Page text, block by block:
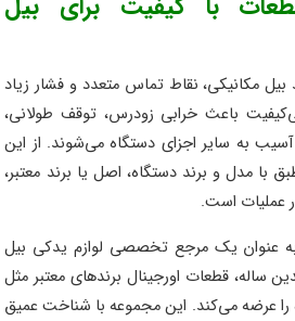
بیل مکانیکی، نقاط تماس متعدد و فشار زیاد
باعث خرابی زودرس، توقف طولانی،
به سایر اجزای دستگاه می‌شوند. از این
با مدل و برند دستگاه، اصل یا برند معتبر،
عملیات است.
عنوان یک مرجع تخصصی لوازم یدکی بیل
ساله، قطعات اورجینال برندهای معتبر مثل
را عرضه می‌کند. این مجموعه با شناخت عمیق